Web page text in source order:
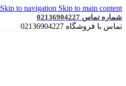
Skip to navigation Skip to main content
شماره تماس 02136904227
تماس با فروشگاه 02136904227